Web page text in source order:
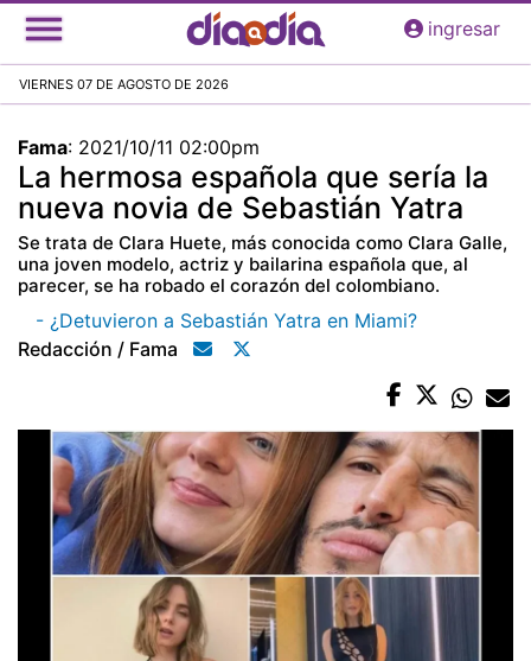
Pasar
al
principal
ingresar
VIERNES 07 DE AGOSTO DE 2026
Fama: 2021/10/11 02:00pm
La hermosa española que sería la
nueva novia de Sebastián Yatra
Se trata de Clara Huete, más conocida como Clara Galle,
una joven modelo, actriz y bailarina española que, al
parecer, se ha robado el corazón del colombiano.
- ¿Detuvieron a Sebastián Yatra en Miami?
Redacción / Fama